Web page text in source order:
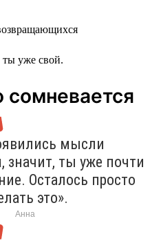
ты уже свой.
сомневается
мысли
значит, ты уже почти
Осталось просто
это».
Анна